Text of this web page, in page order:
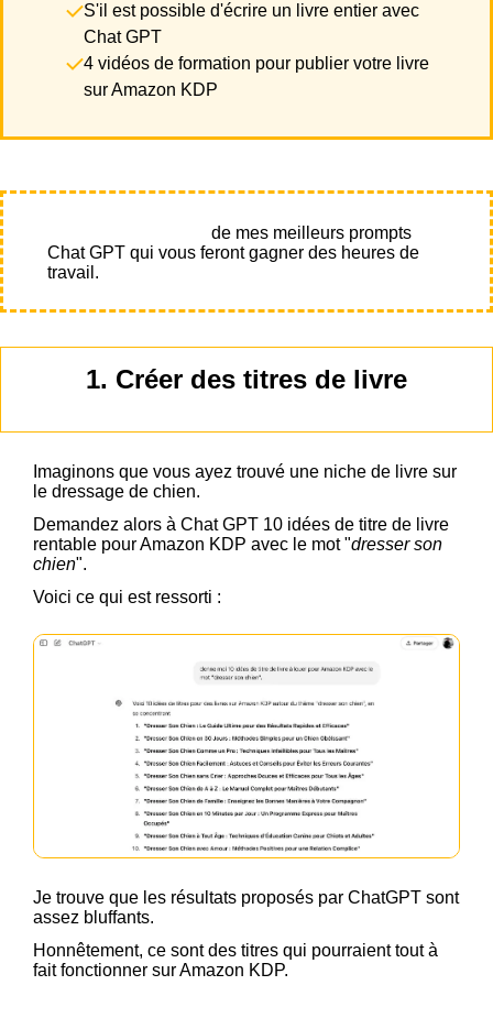
S'il est possible d'écrire un livre entier avec
Chat GPT
4 vidéos de formation pour publier votre livre
sur Amazon KDP
de mes meilleurs prompts
Chat GPT qui vous feront gagner des heures de
travail.
1. Créer des titres de livre
Imaginons que vous ayez trouvé une niche de livre sur
le dressage de chien.
Demandez alors à Chat GPT 10 idées de titre de livre
rentable pour Amazon KDP avec le mot "dresser son
chien".
Voici ce qui est ressorti :
Je trouve que les résultats proposés par ChatGPT sont
assez bluffants.
Honnêtement, ce sont des titres qui pourraient tout à
fait fonctionner sur Amazon KDP.